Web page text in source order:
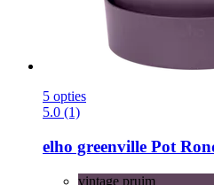
5 opties
5.0 (1)
elho greenville Pot
vintage pruim